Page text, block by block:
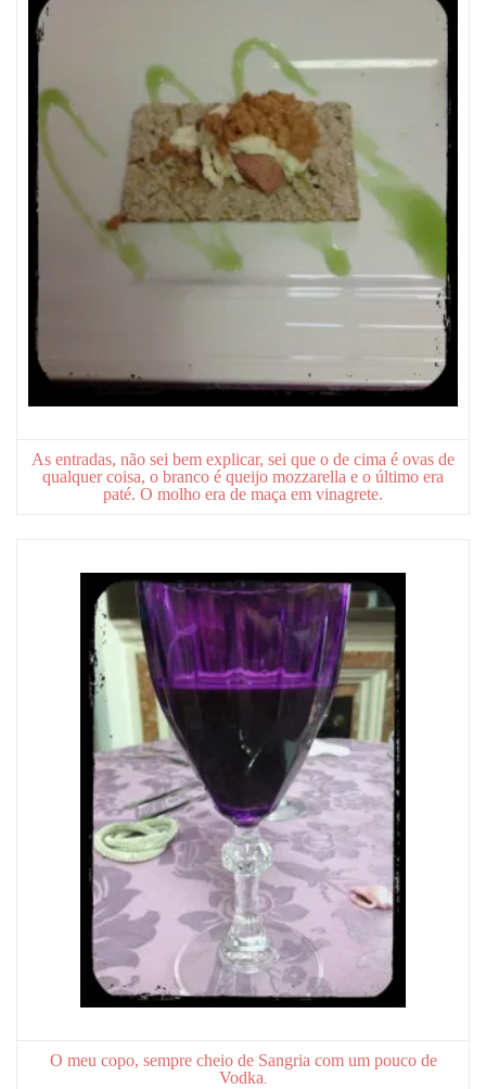
As entradas, não sei bem explicar, sei que o de cima é ovas de
qualquer coisa, o branco é queijo mozzarella e o último era
paté. O molho era de maça em vinagrete.
O meu copo, sempre cheio de Sangria com um pouco de
Vodka.